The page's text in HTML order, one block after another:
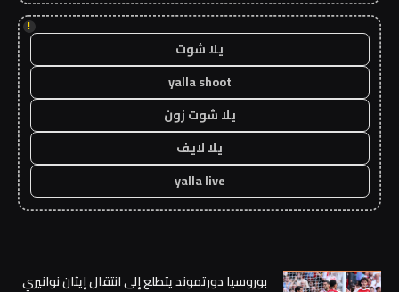
!
يلا شوت
yalla shoot
يلا شوت زون
يلا لايف
yalla live
بوروسيا دورتموند يتطلع إلى انتقال إيثان نوانيري